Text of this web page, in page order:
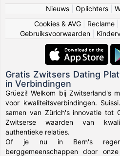
Nieuws| Oplichters|
Cookies & AVG
Reclame
Gebruiksvoorwaarden
Gratis Zwitsers Dating
in Verbindingen
Grüezi! Welkom bij Zwitserland's
voor kwaliteitsverbindingen.
samen van Zürich's innovatie tot
Zwitserse waarden van
authentieke relaties.
Of je nu in Bern's
berggemeenschappen door